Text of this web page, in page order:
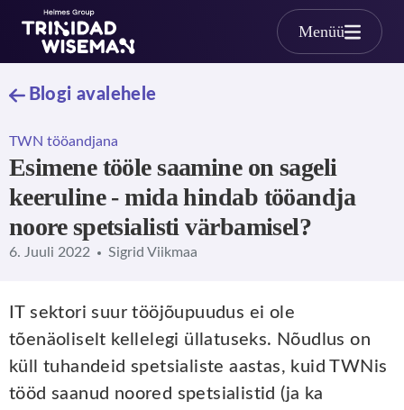
Skip to main content
Menüü
Blogi avalehele
TWN tööandjana
Esimene tööle saamine on sageli
keeruline - mida hindab tööandja
noore spetsialisti värbamisel?
6. Juuli 2022 Sigrid Viikmaa
IT sektori suur tööjõupuudus ei ole
tõenäoliselt kellelegi üllatuseks. Nõudlus on
küll tuhandeid spetsialiste aastas, kuid TWNis
tööd saanud noored spetsialistid (ja ka